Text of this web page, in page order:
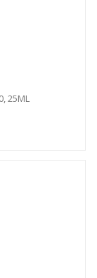
25ML